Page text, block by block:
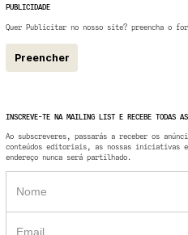
PUBLICIDADE
Quer Publicitar no nosso site? preencha o
Preencher
INSCREVE-TE NA MAILING LIST E RECEBE TODAS AS
Ao subscreveres, passarás a receber os
conteúdos editoriais, as nossas iniciativas
endereço nunca será partilhado.